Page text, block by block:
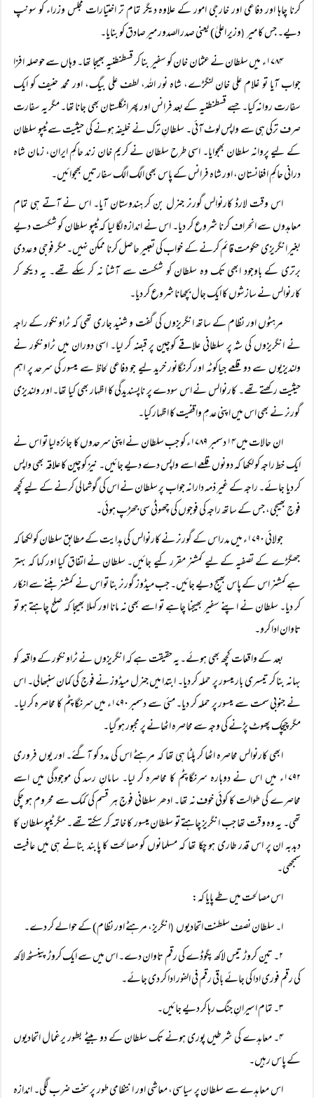
کرنا چاہا اور دفاعی اور خارجی امور کے علاوہ دیگر تمام تر اختیارات مجلس وزراء کو سونپ
دیے۔ جس کا میر (وزیر اعلیٰ) یعنی صدر الصدور میر صادق کو بنایا۔
۱۷۸۴ء میں سلطان نے عثمان خان کو سفیر بنا کر قسطنطنیہ بھیجا تھا۔ وہاں سے حوصلہ افزا
جواب آیا تو غلام علی خان لنگڑے، شاہ نور اللہ، لطف علی بیگ، اور محمد حنیف کو ایک
سفارت روانہ کیا۔ جسے قسطنطنیہ کے بعد فرانس اور پھر انگلستان بھی جانا تھا۔ مگر یہ سفارت
صرف ترکی ہی سے واپس لوٹ آئی۔ سلطانِ ترک نے خلیفہ ہونے کی حیثیت سے ٹیپو سلطان
کے لیے پروانہ سلطان بھجوایا۔ اسی طرح سلطان نے کریم خان زند حاکمِ ایران، زمان شاہ
درانی حاکمِ افغانستان، اور شاہ فرانس کے پاس بھی الگ الگ سفارتیں بھجوائیں۔
اس وقت لارڈ کارنوالس گورنر جنرل بن کر ہندوستان آیا۔ اس نے آتے ہی تمام
معاہدوں سے انحراف کرنا شروع کر دیا۔ اس نے اندازہ لگا لیا کہ ٹیپو سلطان کو شکست دیے
بغیر انگریزی حکومت قائم کرنے کے خواب کی تعبیر حاصل کرنا ممکن نہیں۔ مگر فوجی و عددی
برتری کے باوجود ابھی تک وہ سلطان کو شکست سے آشنا نہ کر سکے تھے۔ یہ دیکھ کر
کارنوالس نے سازشوں کا ایک جال بچھانا شروع کر دیا۔
مرہٹوں اور نظام کے ساتھ انگریزوں کی گفت و شنید جاری تھی کہ ٹراونکور کے راجہ
نے انگریزوں کی شہ پر سلطانی علاقے کوچین پر قبضہ کر لیا۔ اسی دوران میں ٹراونکور نے
ولندیزیوں سے دو قلعے جیاکوٹہ اور کرنگانور خرید لیے جو دفاعی لحاظ سے میسور کی سرحد پر اہم
حیثیت رکھتے تھے۔ کارنوالس نے اس سودے پر ناپسندیدگی کا اظہار بھی کیا تھا۔ اور ولندیزی
گورنر نے بھی اس میں اپنی عدمِ واقفیت کا اظہار کیا۔
ان حالات میں ۱۴ دسمبر ۱۷۸۹ء کو جب سلطان نے اپنی سرحدوں کا جائزہ لیا تو اس نے
ایک خط راجہ کو لکھا کہ دونوں قلعے اسے واپس دے دیے جائیں۔ نیز کوچین کا علاقہ بھی واپس
کر دیا جائے۔ راجہ کے غیر ذمہ دارانہ جواب پر سلطان نے اس کی گوشمالی کرنے کے لیے کچھ
فوج بھیجی، جس کے ساتھ راجہ کی فوجوں کی چھوٹی سی جھڑپ ہوئی۔
جولائی ۱۷۹۰ء میں مدراس کے گورنر نے کارنوالس کی ہدایت کے مطابق سلطان کو لکھا کہ
جھگڑے کے تصفیہ کے لیے کمشنر مقرر کیے جائیں۔ سلطان نے اتفاق کیا اور کہا کہ بہتر
ہے کمشنر اس کے پاس بھیج دیے جائیں۔ جب میڈوز گورنر بنا تو اس نے کمشنر بننے سے انکار
کر دیا۔ سلطان نے اپنے سفیر بھیجنا چاہے تو اسے بھی نہ مانا اور کہلا بھیجا کہ صلح چاہتے ہو تو
تاوان ادا کرو۔
بعد کے واقعات کچھ بھی ہوئے۔ یہ حقیقت ہے کہ انگریزوں نے ٹراونکور کے واقعہ کو
بہانہ بنا کر تیسری بار میسور پر حملہ کر دیا۔ ابتدا میں جنرل میڈوز نے فوج کی کمان سنبھالی۔ اس
نے جنوبی سمت سے میسور پر حملہ کر دیا۔ مئی سے دسمبر ۱۷۹۰ء میں سرنگاپٹم کا محاصرہ کر لیا۔
مگر چیچک پھوٹ پڑنے کی وجہ سے محاصرہ اٹھانے پر مجبور ہو گیا۔
ابھی کارنوالس محاصرہ اٹھا کر پلٹا ہی تھا کہ مرہٹے اس کی مدد کو آگئے۔ اور یوں فروری
۱۷۹۲ء میں اس نے دوبارہ سرنگاپٹم کا محاصرہ کر لیا۔ سامانِ رسد کی موجودگی میں اسے
محاصرے کی طوالت کا کوئی خوف نہ تھا۔ ادھر سلطانی فوج ہر قسم کی کمک سے محروم ہو چکی
تھی۔ یہ وہ وقت تھا جب انگریز چاہتے تو سلطان میسور کا خاتمہ کر سکتے تھے۔ مگر ٹیپو سلطان کا
دبدبہ ان پر اس قدر طاری ہو چکا تھا کہ مسلمانوں کو مصالحت کا پابند بنانے ہی میں عافیت
سمجھی۔
اس مصالحت میں طے پایا کہ:
ا۔ سلطان نصف سلطنت اتحادیوں (انگریز، مرہٹے اور نظام) کے حوالے کر دے۔
۲۔ تین کروڑ تیس لاکھ پگوڈے کی رقم تاوان دے۔ اس میں سے ایک کروڑ پینسٹھ لاکھ
کی رقم فوری ادا کی جائے باقی رقم فی الفور ادا کر دی جائے۔
۳۔ تمام اسیرانِ جنگ رہا کر دیے جائیں۔
۴۔ معاہدے کی شرطیں پوری ہونے تک سلطان کے دو بیٹے بطور یرغمال اتحادیوں
کے پاس رہیں۔
اس معاہدے سے سلطان پر سیاسی، معاشی اور انتظامی طور پر سخت ضرب لگی۔ اندازہ